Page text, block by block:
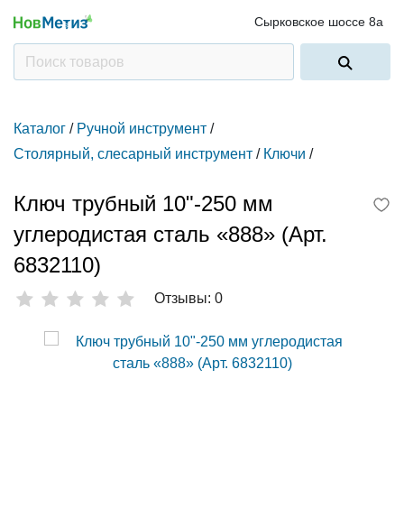
Сырковское шоссе 8а
Каталог / Ручной инструмент /
Столярный, слесарный инструмент / Ключи /
Ключ трубный 10"-250 мм
углеродистая сталь «888» (Арт.
6832110)
Отзывы: 0